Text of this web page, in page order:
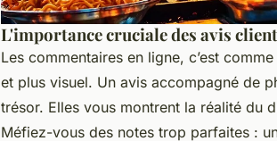
L'importance cruciale des avis
Les commentaires en ligne, c’est
et plus visuel. Un avis accompagné de
trésor. Elles vous montrent la réalité du
Méfiez-vous des notes trop parfaites :